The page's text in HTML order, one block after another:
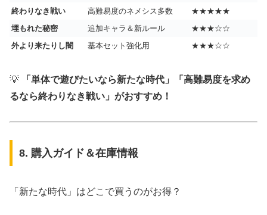
終わりなき戦い
高難易度のネメシス多数
★★★★★
埋もれた秘密
追加キャラ＆新ルール
★★★☆☆
外より来たりし闇
基本セット強化用 ★★★☆☆
💡
「単体で遊びたいなら新たな時代」「高難易度を求め
るなら終わりなき戦い」がおすすめ！
8. 購入ガイド＆在庫情報
「新たな時代」はどこで買うのがお得？